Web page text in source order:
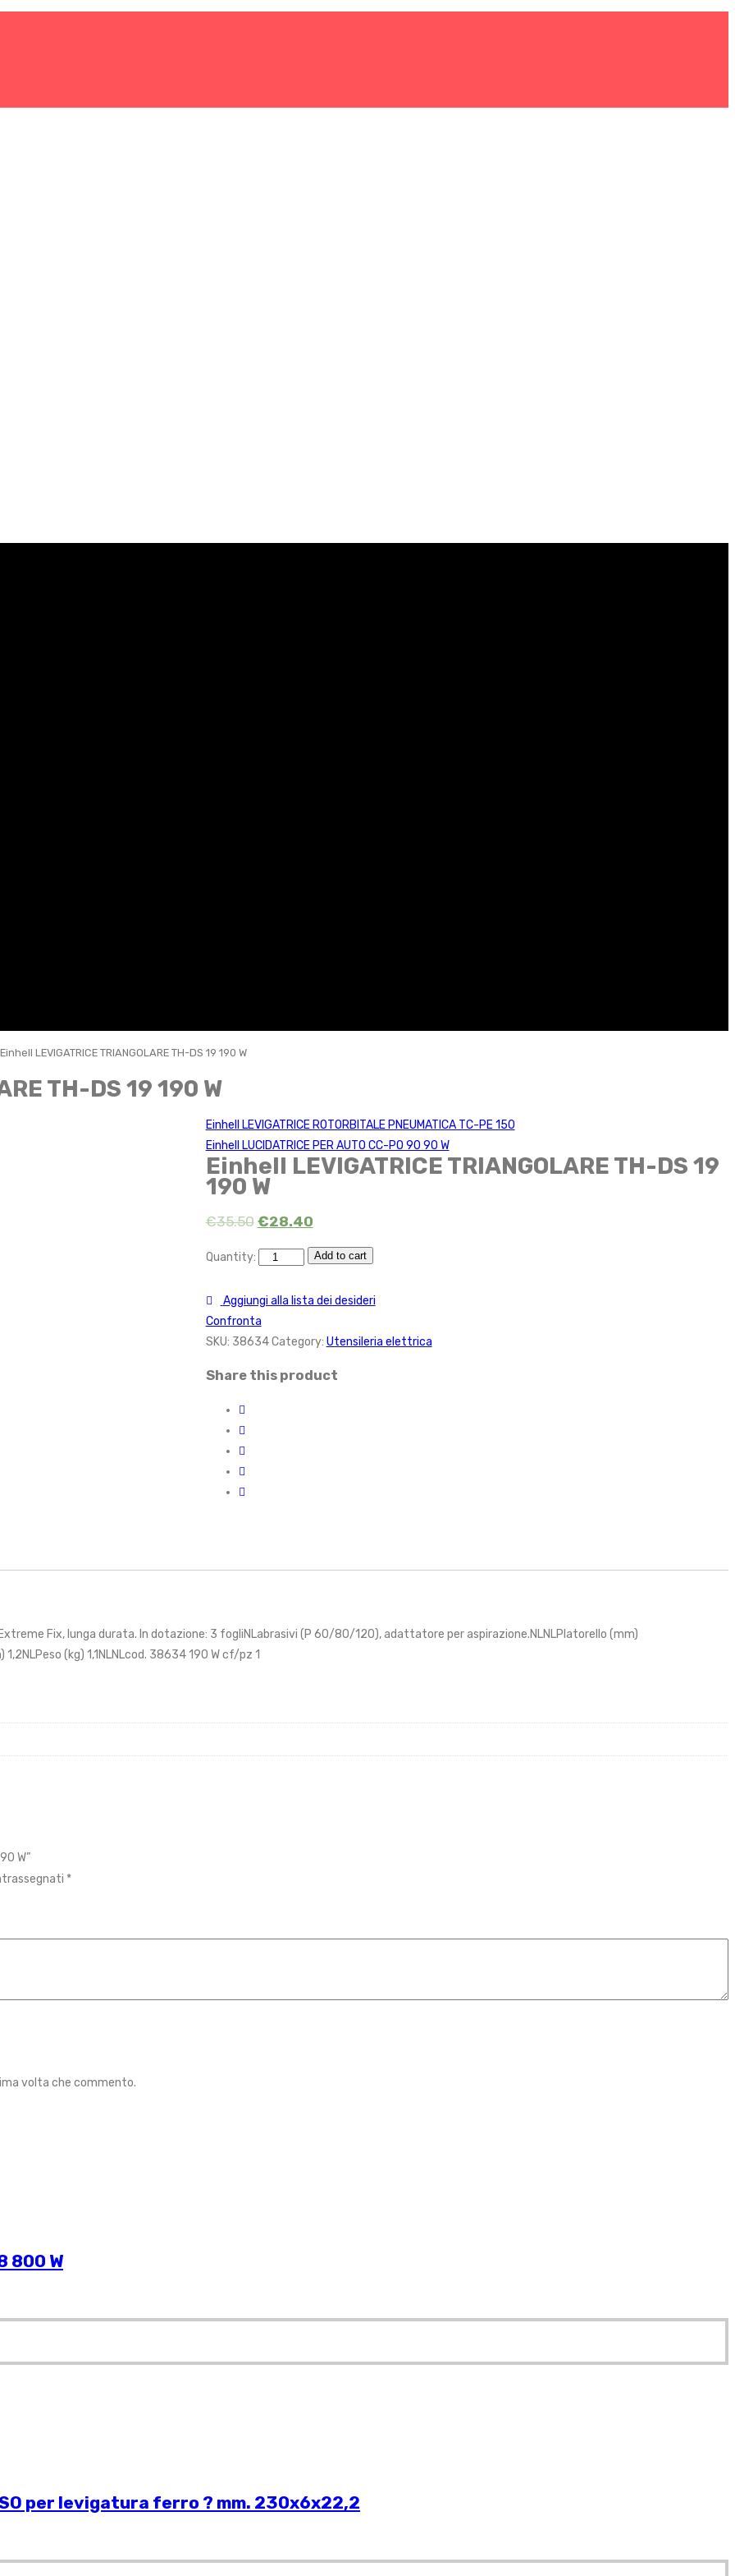
Einhell LEVIGATRICE TRIANGOLARE TH-DS 19 190 W
TH-DS 19 190 W
Einhell LEVIGATRICE ROTORBITALE PNEUMATICA TC-PE 150
Einhell LUCIDATRICE PER AUTO CC-PO 90 90 W
Einhell LEVIGATRICE TRIANGOLARE TH-DS 19
190 W
€35.50 €28.40
Quantity: Add to cart
Aggiungi alla lista dei desideri
Confronta
SKU: 38634 Category: Utensileria elettrica
Share this product
Fix, lunga durata. In dotazione: 3 fogliNLabrasivi (P 60/80/120), adattatore per aspirazione.NLNLPlatorello (mm)
(kg) 1,1NLNLcod. 38634 190 W cf/pz 1
W”
*
volta che commento.
800 W
per levigatura ferro ? mm. 230x6x22,2